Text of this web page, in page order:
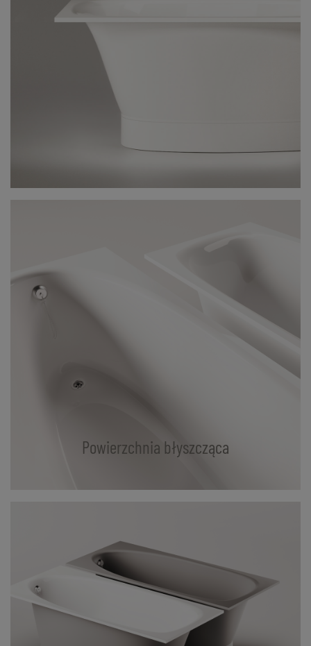
Powierzchnia błyszcząca